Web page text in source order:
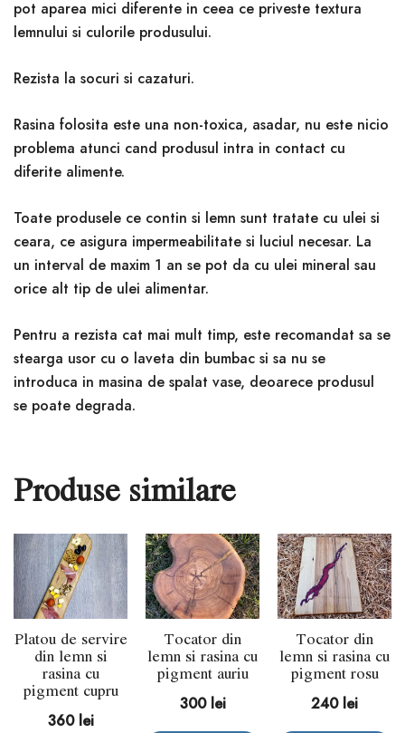
pot aparea mici diferente in ceea ce priveste textura
lemnului si culorile produsului.
Rezista la socuri si cazaturi.
Rasina folosita este una non-toxica, asadar, nu este nicio
problema atunci cand produsul intra in contact cu
diferite alimente.
Toate produsele ce contin si lemn sunt tratate cu ulei si
ceara, ce asigura impermeabilitate si luciul necesar. La
un interval de maxim 1 an se pot da cu ulei mineral sau
orice alt tip de ulei alimentar.
Pentru a rezista cat mai mult timp, este recomandat sa se
stearga usor cu o laveta din bumbac si sa nu se
introduca in masina de spalat vase, deoarece produsul
se poate degrada.
Produse similare
Platou de servire
din lemn si
rasina cu
pigment cupru
360 lei
Tocator din
lemn si rasina cu
pigment auriu
300 lei
Tocator din
lemn si rasina cu
pigment rosu
240 lei